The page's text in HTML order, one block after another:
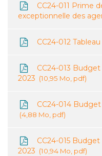
CC24-011 Prime
exceptionnelle des
CC24-012
CC24-013
2023
10,95 Mo, pdf
CC24-014
4,88 Mo, pdf
CC24-015
2023
10,94 Mo, pdf